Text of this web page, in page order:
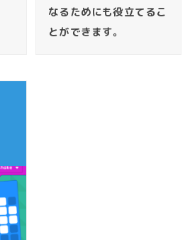
なるためにも役立てるこ
とができます。